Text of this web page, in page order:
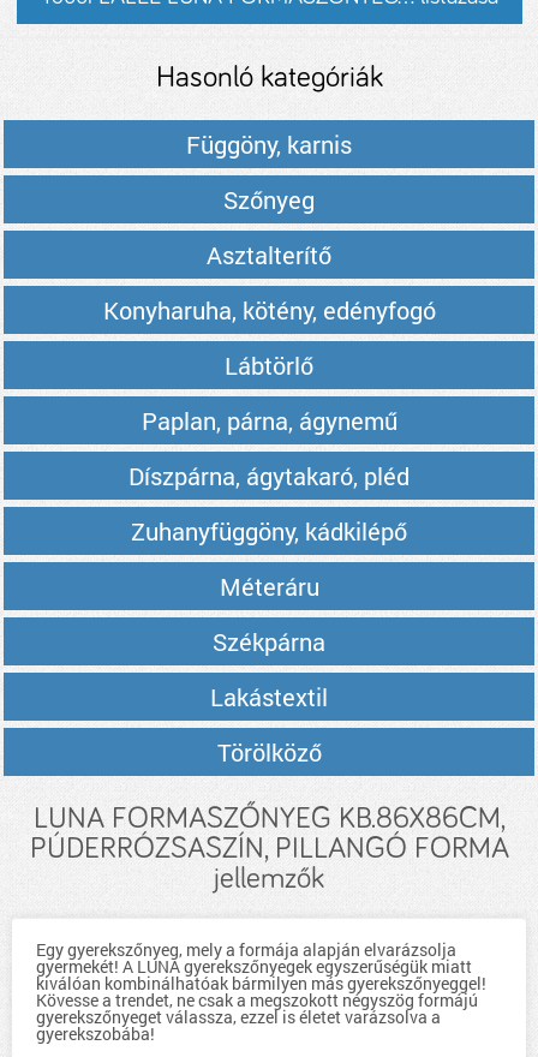
Hasonló kategóriák
Függöny, karnis
Szőnyeg
Asztalterítő
Konyharuha, kötény, edényfogó
Lábtörlő
Paplan, párna, ágynemű
Díszpárna, ágytakaró, pléd
Zuhanyfüggöny, kádkilépő
Méteráru
Székpárna
Lakástextil
Törölköző
LUNA FORMASZŐNYEG KB.86X86CM,
PÚDERRÓZSASZÍN, PILLANGÓ FORMA
jellemzők
Egy gyerekszőnyeg, mely a formája alapján elvarázsolja
gyermekét! A LUNA gyerekszőnyegek egyszerűségük miatt
kiválóan kombinálhatóak bármilyen más gyerekszőnyeggel!
Kövesse a trendet, ne csak a megszokott négyszög formájú
gyerekszőnyeget válassza, ezzel is életet varázsolva a
gyerekszobába!